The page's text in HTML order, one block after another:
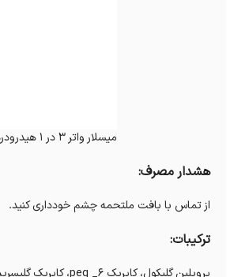
میسلار واتر 3 در 1 هیدرودرم
هشدار مصرف:
از تماس با بافت ملتحمه چشم خودداری کنید.
ترکیبات:
پروپلین گلیکول، کاپریک peg _6، کاپریک گلیسرید، دی سدیم کوکو آمفو دی استات، اسید سیتریک، هیلارونیک اسید هیدرولیز شده